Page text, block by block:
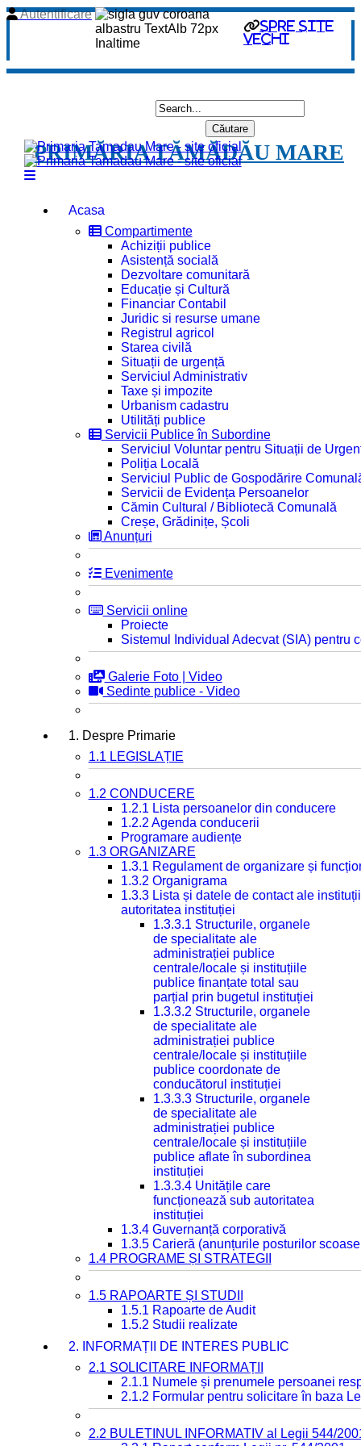
spre site
vechi
Autentificare
PRIMĂRIA TĂMĂDĂU MARE
Acasa
Compartimente
Achiziții publice
Asistență socială
Dezvoltare comunitară
Educație și Cultură
Financiar Contabil
Juridic si resurse umane
Registrul agricol
Starea civilă
Situații de urgență
Serviciul Administrativ
Taxe și impozite
Urbanism cadastru
Utilități publice
Servicii Publice în Subordine
Serviciul Voluntar pentru Situații de
Poliția Locală
Serviciul Public de Gospodărire
Servicii de Evidența Persoanelor
Cămin Cultural / Bibliotecă Comunală
Creșe, Grădinițe, Școli
Anunțuri
Evenimente
Servicii online
Proiecte
Sistemul Individual Adecvat (SIA) pentru
Galerie Foto | Video
Sedinte publice - Video
1. Despre Primarie
1.1 LEGISLAȚIE
1.2 CONDUCERE
1.2.1 Lista persoanelor din conducere
1.2.2 Agenda conducerii
Programare audiențe
1.3 ORGANIZARE
1.3.1 Regulament de organizare și
1.3.2 Organigrama
1.3.3 Lista și datele de contact ale
autoritatea instituției
1.3.3.1 Structurile, organele
de specialitate ale
administrației publice
centrale/locale și instituțiile
publice finanțate total sau
parțial prin bugetul instituției
1.3.3.2 Structurile, organele
de specialitate ale
administrației publice
centrale/locale și instituțiile
publice coordonate de
conducătorul instituției
1.3.3.3 Structurile, organele
de specialitate ale
administrației publice
centrale/locale și instituțiile
publice aflate în subordinea
instituției
1.3.3.4 Unitățile care
funcționează sub autoritatea
instituției
1.3.4 Guvernanță corporativă
1.3.5 Carieră (anunțurile posturilor
1.4 PROGRAME ȘI STRATEGII
1.5 RAPOARTE ȘI STUDII
1.5.1 Rapoarte de Audit
1.5.2 Studii realizate
2. INFORMAȚII DE INTERES PUBLIC
2.1 SOLICITARE INFORMAȚII
2.1.1 Numele și prenumele persoanei
2.1.2 Formular pentru solicitare în baza
2.2 BULETINUL INFORMATIV al Legii 544/